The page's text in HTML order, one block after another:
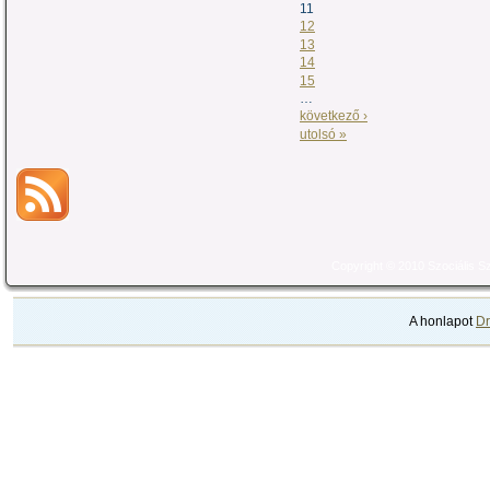
11
12
13
14
15
…
következő ›
utolsó »
A honlapot